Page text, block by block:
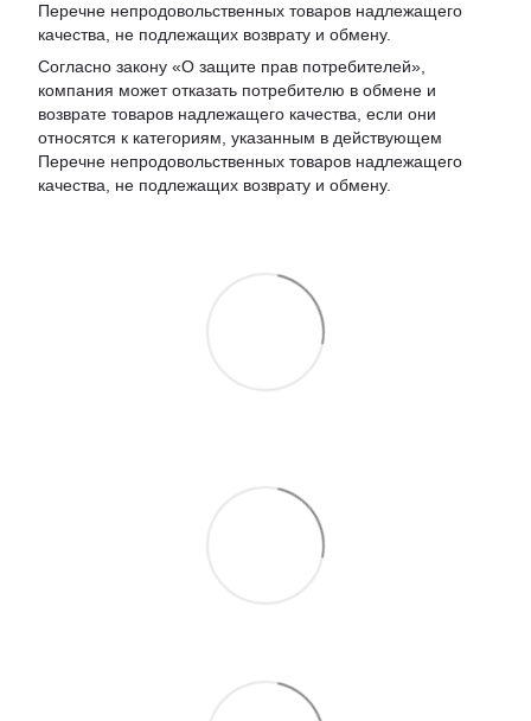
Перечне непродовольственных товаров надлежащего
качества, не подлежащих возврату и обмену.
Согласно закону «О защите прав потребителей»,
компания может отказать потребителю в обмене и
возврате товаров надлежащего качества, если они
относятся к категориям, указанным в действующем
Перечне непродовольственных товаров надлежащего
качества, не подлежащих возврату и обмену.